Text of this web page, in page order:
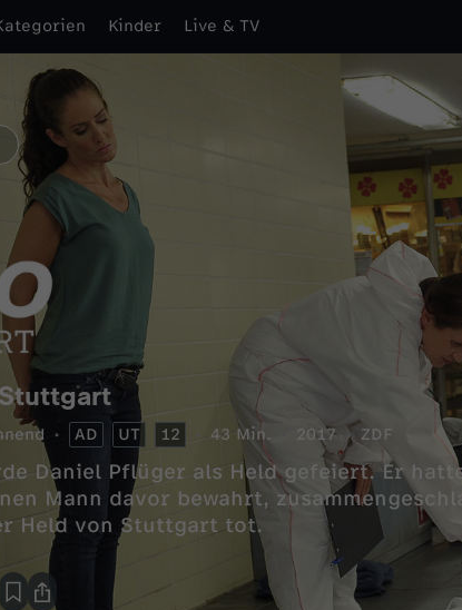
Kinder Live & TV
AD UT 12 43 Min. 2017 ZDF
Daniel Pflüger als Held gefeiert. Er
Mann davor bewahrt,
Held von Stuttgart tot.